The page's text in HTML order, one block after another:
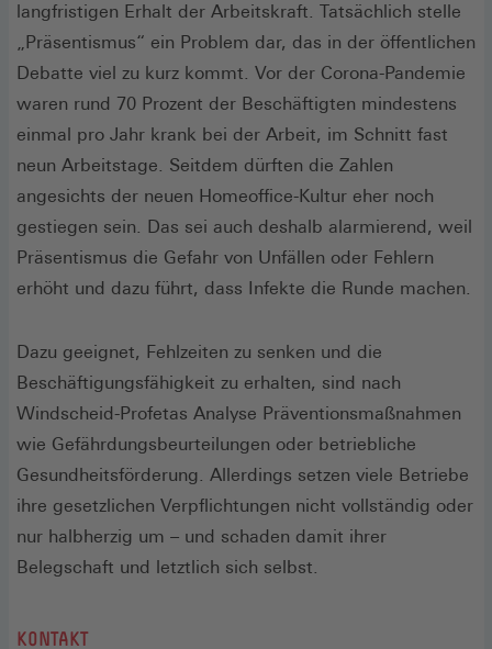
langfristigen Erhalt der Arbeitskraft. Tatsächlich stelle
„Präsentismus“ ein Problem dar, das in der öffentlichen
Debatte viel zu kurz kommt. Vor der Corona-Pandemie
waren rund 70 Prozent der Beschäftigten mindestens
einmal pro Jahr krank bei der Arbeit, im Schnitt fast
neun Arbeitstage. Seitdem dürften die Zahlen
angesichts der neuen Homeoffice-Kultur eher noch
gestiegen sein. Das sei auch deshalb alarmierend, weil
Präsentismus die Gefahr von Unfällen oder Fehlern
erhöht und dazu führt, dass Infekte die Runde machen.
Dazu geeignet, Fehlzeiten zu senken und die
Beschäftigungsfähigkeit zu erhalten, sind nach
Windscheid-Profetas Analyse Präventionsmaßnahmen
wie Gefährdungsbeurteilungen oder betriebliche
Gesundheitsförderung. Allerdings setzen viele Betriebe
ihre gesetzlichen Verpflichtungen nicht vollständig oder
nur halbherzig um – und schaden damit ihrer
Belegschaft und letztlich sich selbst.
KONTAKT